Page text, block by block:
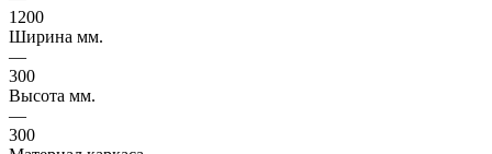
1200
Ширина мм.
—
300
Высота мм.
—
300